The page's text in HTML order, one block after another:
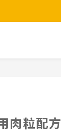
肉粒配方